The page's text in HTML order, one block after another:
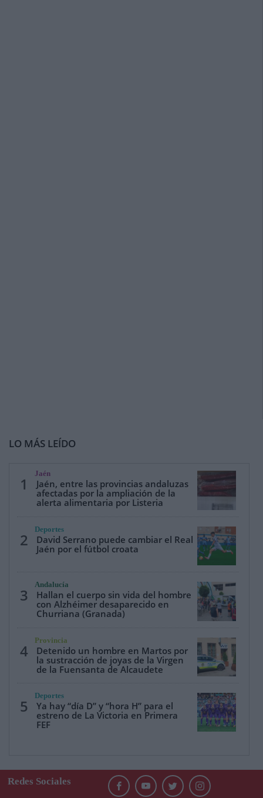
LO MÁS LEÍDO
1
Jaén
Jaén, entre las provincias andaluzas
afectadas por la ampliación de la
alerta alimentaria por Listeria
2
Deportes
David Serrano puede cambiar el Real
Jaén por el fútbol croata
3
Andalucía
Hallan el cuerpo sin vida del hombre
con Alzhéimer desaparecido en
Churriana (Granada)
4
Provincia
Detenido un hombre en Martos por
la sustracción de joyas de la Virgen
de la Fuensanta de Alcaudete
5
Deportes
Ya hay “día D” y “hora H” para el
estreno de La Victoria en Primera
FEF
Redes Sociales